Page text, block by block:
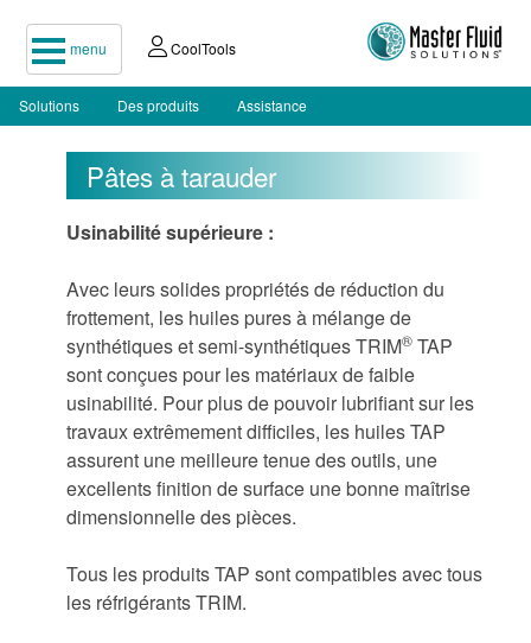
menu CoolTools
Solutions Des produits Assistance
Pâtes à tarauder
Usinabilité supérieure :
Avec leurs solides propriétés de réduction du
frottement, les huiles pures à mélange de
synthétiques et semi-synthétiques TRIM® TAP
sont conçues pour les matériaux de faible
usinabilité. Pour plus de pouvoir lubrifiant sur les
travaux extrêmement difficiles, les huiles TAP
assurent une meilleure tenue des outils, une
excellents finition de surface une bonne maîtrise
dimensionnelle des pièces.
Tous les produits TAP sont compatibles avec tous
les réfrigérants TRIM.